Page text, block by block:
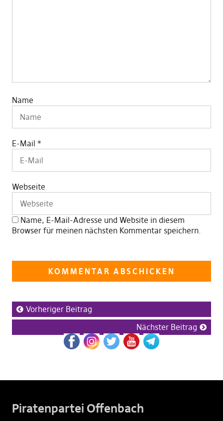
Name
E-Mail *
Webseite
Name, E-Mail-Adresse und Website in diesem
Browser für meinen nächsten Kommentar speichern.
Vorheriger Beitrag
Nächster Beitrag
Piratenpartei Offenbach